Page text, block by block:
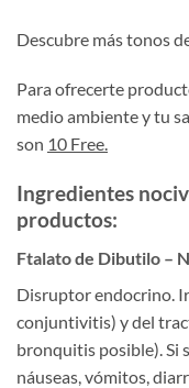
Descubre más tonos
Para ofrecerte
medio ambiente y tu
son 10 Free.
Ingredientes
productos:
Ftalato de Dibutilo –
Disruptor endocrino.
conjuntivitis) y del
bronquitis posible). Si
náuseas, vómitos,